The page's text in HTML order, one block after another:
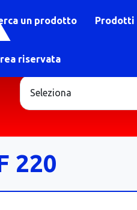
un prodotto Prodotti
riservata
220